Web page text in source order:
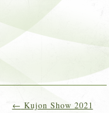
← Kujon Show 2021